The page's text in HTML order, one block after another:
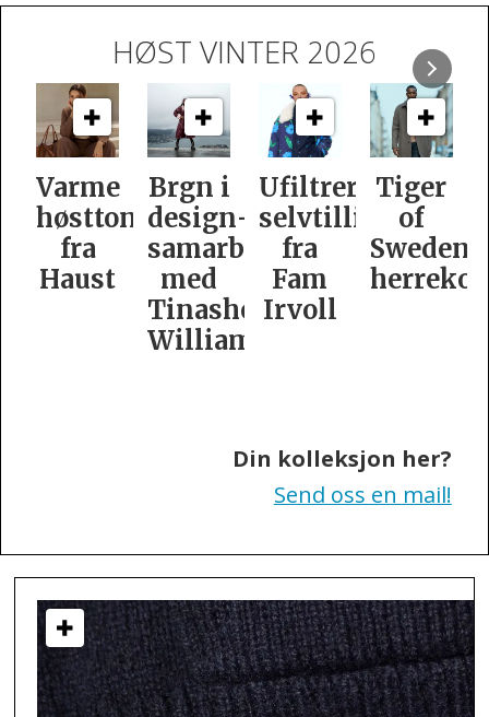
HØST VINTER 2026
Varme
høsttoner
fra
Haust
Brgn i
design­
samarbeid
med
Tinashe
Williamson
Ufiltrert
selvtillit
fra
Fam
Irvoll
Tiger
of
Swedens
Din kolleksjon her?
Send oss en mail!